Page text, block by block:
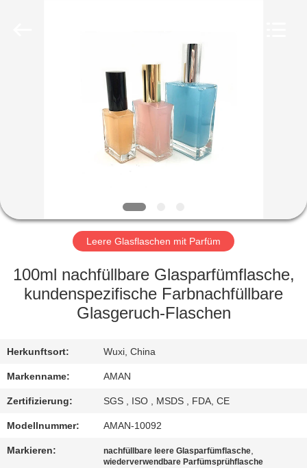
PRODUKTE
VR-
SHOW
ÜBER
UNS
QUALITÄTSKONTROLLE
KONTAKT
MIT
Leere Glasflaschen mit Parfüm
100ml nachfüllbare Glasparfümflasche,
kundenspezifische Farbnachfüllbare
Glasgeruch-Flaschen
Herkunftsort: Wuxi, China
Markenname: AMAN
Zertifizierung: SGS , ISO , MSDS , FDA, CE
Modellnummer: AMAN-10092
Markieren: nachfüllbare leere Glasparfümflasche,
wiederverwendbare Parfümsprühflasche